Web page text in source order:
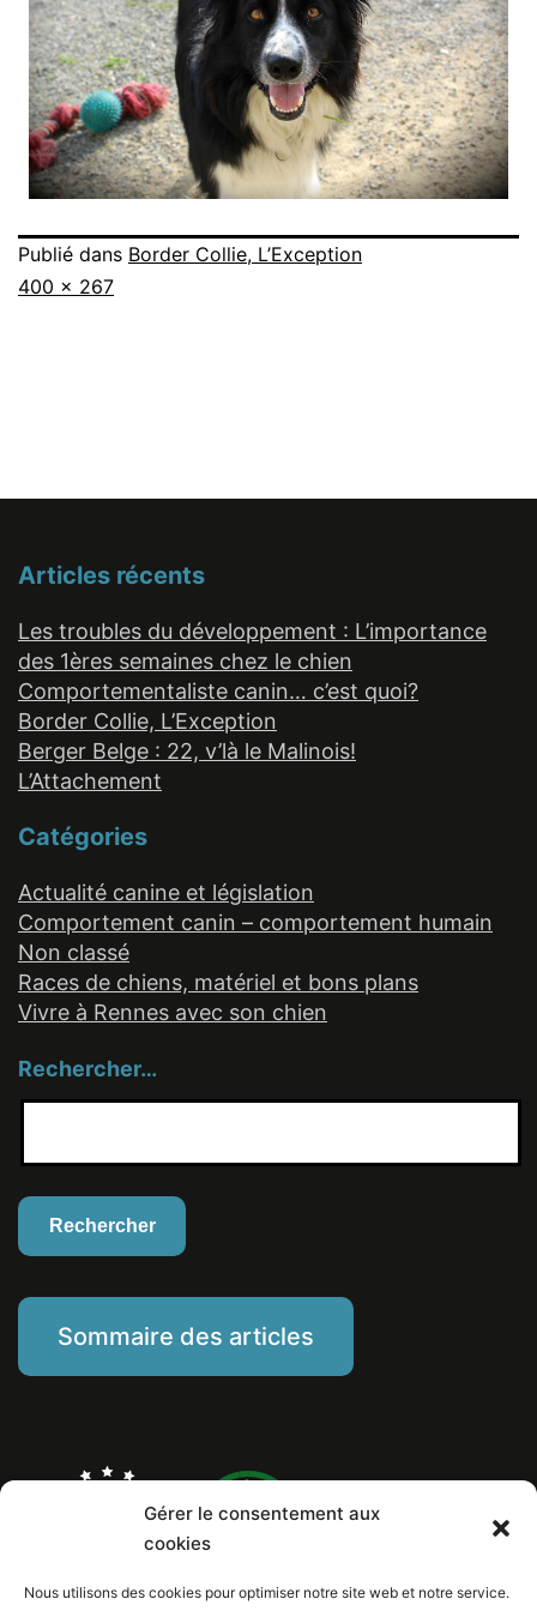
Gérer le consentement aux
cookies
Nous utilisons des cookies pour optimiser notre site web et notre service.
Publié dans Border Collie, L’Exception
Taille
400 × 267
Articles récents
Les troubles du développement : L’importance
des 1ères semaines chez le chien
Comportementaliste canin… c’est quoi?
Border Collie, L’Exception
Berger Belge : 22, v’là le Malinois!
L’Attachement
Catégories
Actualité canine et législation
Comportement canin – comportement humain
Non classé
Races de chiens, matériel et bons plans
Vivre à Rennes avec son chien
Rechercher…
Sommaire des articles